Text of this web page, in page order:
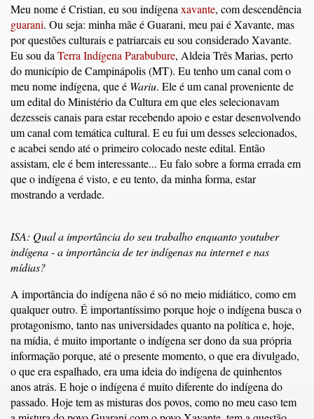
Meu nome é Cristian, eu sou indígena xavante, com descendência
guarani. Ou seja: minha mãe é Guarani, meu pai é Xavante, mas
por questões culturais e patriarcais eu sou considerado Xavante.
Eu sou da Terra Indígena Parabubure, Aldeia Três Marias, perto
do município de Campinápolis (MT). Eu tenho um canal com o
meu nome indígena, que é Wariu. Ele é um canal proveniente de
um edital do Ministério da Cultura em que eles selecionavam
dezesseis canais para estar recebendo apoio e estar desenvolvendo
um canal com temática cultural. E eu fui um desses selecionados,
e acabei sendo até o primeiro colocado neste edital. Então
assistam, ele é bem interessante... Eu falo sobre a forma errada em
que o indígena é visto, e eu tento, da minha forma, estar
mostrando a verdade.
ISA: Qual a importância do seu trabalho enquanto youtuber
indígena - a importância de ter indígenas na internet e nas
mídias?
A importância do indígena não é só no meio midiático, como em
qualquer outro. É importantíssimo porque hoje o indígena busca o
protagonismo, tanto nas universidades quanto na política e, hoje,
na mídia, é muito importante o indígena ser dono da sua própria
informação porque, até o presente momento, o que era divulgado,
o que era espalhado, era uma ideia do indígena de quinhentos
anos atrás. E hoje o indígena é muito diferente do indígena do
passado. Hoje tem as misturas dos povos, como no meu caso tem